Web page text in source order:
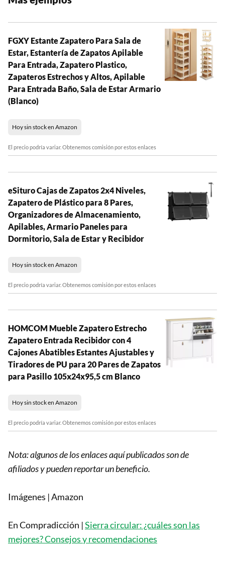
FGXY Estante Zapatero Para Sala de
Estar, Estantería de Zapatos Apilable
Para Entrada, Zapatero Plastico,
Zapateros Estrechos y Altos, Apilable
Para Entrada Baño, Sala de Estar Armario
(Blanco)
Hoy sin stock en Amazon
El precio podría variar. Obtenemos comisión por estos enlaces
eSituro Cajas de Zapatos 2x4 Niveles,
Zapatero de Plástico para 8 Pares,
Organizadores de Almacenamiento,
Apilables, Armario Paneles para
Dormitorio, Sala de Estar y Recibidor
Hoy sin stock en Amazon
El precio podría variar. Obtenemos comisión por estos enlaces
HOMCOM Mueble Zapatero Estrecho
Zapatero Entrada Recibidor con 4
Cajones Abatibles Estantes Ajustables y
Tiradores de PU para 20 Pares de Zapatos
para Pasillo 105x24x95,5 cm Blanco
Hoy sin stock en Amazon
El precio podría variar. Obtenemos comisión por estos enlaces
Nota: algunos de los enlaces aquí publicados son de
afiliados y pueden reportar un beneficio.
Imágenes | Amazon
En Compradicción |Sierra circular: ¿cuáles son las
mejores? Consejos y recomendaciones